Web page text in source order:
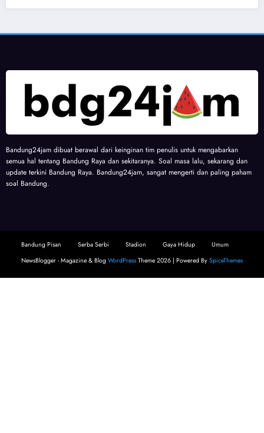
Bandung24jam dibuat berawal dari keinginan tim penulis untuk mengabarkan
semua hal tentang Bandung Raya dan sekitaranya. Soal masa lalu, sekarang dan
update terkini Bandung Raya. Bandung24jam, sangat mengerti dan paling paham
soal Bandung.
Bandung Pisan Serba Serbi Stadion Gaya Hidup
Umum
NewsBlogger - Magazine & Blog WordPress Theme 2026 | Powered By SpiceThemes